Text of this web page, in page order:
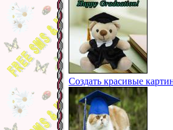
Создать красивые